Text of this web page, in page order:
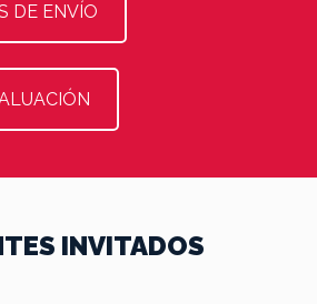
DE ENVÍO
INVITADOS